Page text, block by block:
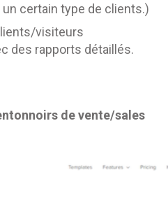
certain type de clients.)
visiteurs
des rapports détaillés.
de vente/sales